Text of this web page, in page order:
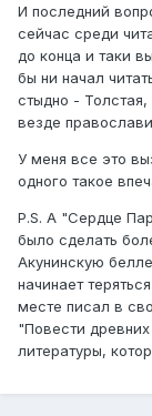
И последний
сейчас среди
до конца и таки
бы ни начал
стыдно -
везде
У меня все это
одного такое
P.S. А "Сердце
было сделать
Акунинскую
начинает
месте писал в
"Повести
литературы,